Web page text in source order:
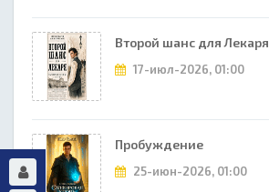
Второй шанс для Лекаря
17-июл-2026, 01:00
Пробуждение
25-июн-2026, 01:00